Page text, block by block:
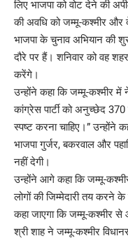
लिए भाजपा को वोट देने की
की अवधि को जम्मू-कश्मीर और
भाजपा के चुनाव अभियान की
दौरे पर हैं। शनिवार को वह
करेंगे।
उन्होंने कहा कि जम्मू-कश्मीर
कांग्रेस पार्टी को अनुच्छेद
स्पष्ट करना चाहिए।” उन्होंने
भाजपा गुर्जर, बकरवाल और
नहीं देगी।
उन्होंने आगे कहा कि जम्मू-
लोगों की जिम्मेदारी तय करने
कहा जाएगा कि जम्मू-कश्मीर से
श्री शाह ने जम्मू-कश्मीर